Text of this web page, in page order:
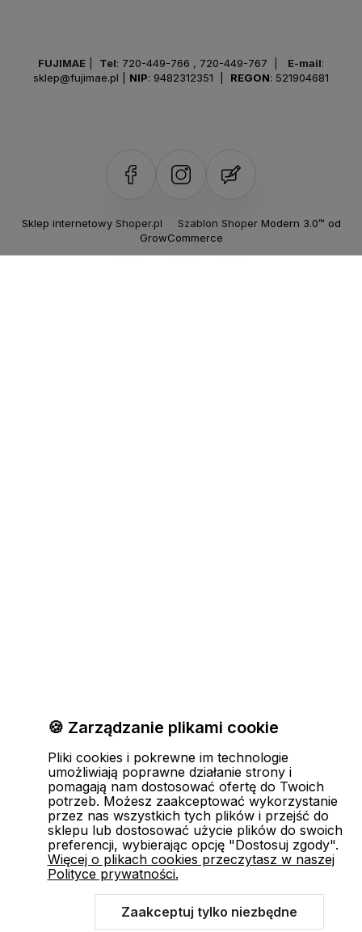
FUJIMAE Tel: 720-449-766 , 720-449-767 E-mail:
sklep@fujimae.pl
NIP: 9482312351 | REGON: 521904681
Sklep internetowy Shoper.pl Szablon Shoper Modern 3.0™ od
GrowCommerce
🍪 Zarządzanie plikami cookie
Pliki cookies i pokrewne im technologie
umożliwiają poprawne działanie strony i
pomagają nam dostosować ofertę do Twoich
potrzeb. Możesz zaakceptować wykorzystanie
przez nas wszystkich tych plików i przejść do
sklepu lub dostosować użycie plików do swoich
preferencji, wybierając opcję "Dostosuj zgody".
Więcej o plikach cookies przeczytasz w naszej
Polityce prywatności.
Zaakceptuj tylko niezbędne